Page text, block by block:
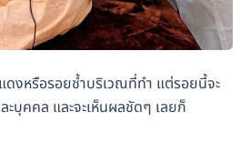
งหรือรอยช้ำบริเวณที่ทำ แต่รอยนี้จะ
บุคคล และจะเห็นผลชัดๆ เลยก็